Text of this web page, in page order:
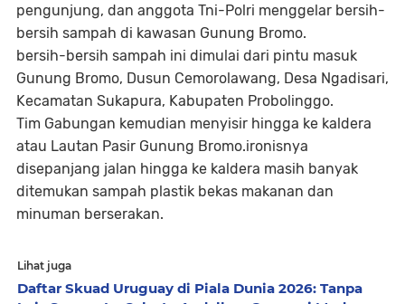
pengunjung, dan anggota Tni-Polri menggelar bersih-
bersih sampah di kawasan Gunung Bromo.
bersih-bersih sampah ini dimulai dari pintu masuk
Gunung Bromo, Dusun Cemorolawang, Desa Ngadisari,
Kecamatan Sukapura, Kabupaten Probolinggo.
Tim Gabungan kemudian menyisir hingga ke kaldera
atau Lautan Pasir Gunung Bromo.ironisnya
disepanjang jalan hingga ke kaldera masih banyak
ditemukan sampah plastik bekas makanan dan
minuman berserakan.
Lihat juga
Daftar Skuad Uruguay di Piala Dunia 2026: Tanpa